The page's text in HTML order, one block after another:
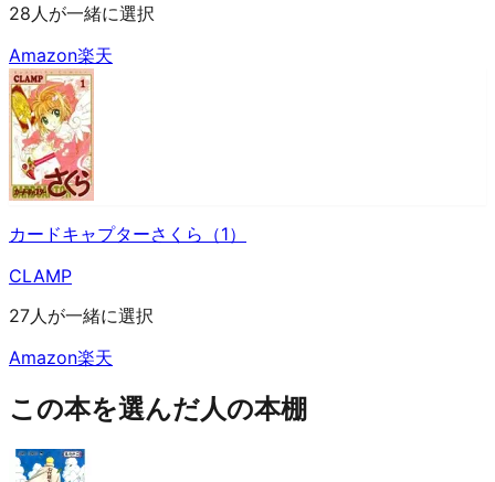
28人が一緒に選択
Amazon楽天
カードキャプターさくら（1）
CLAMP
27人が一緒に選択
Amazon楽天
この本を選んだ人の本棚